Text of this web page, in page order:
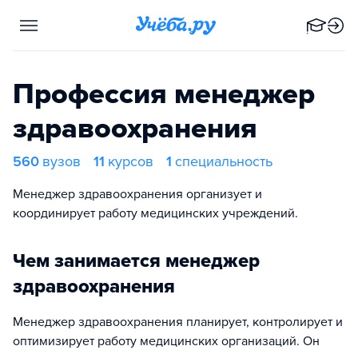
Профессия менеджер
здравоохранения
560 вузов 11 курсов 1 специальность
Менеджер здравоохранения организует и
координирует работу медицинских учреждений.
Чем занимается менеджер
здравоохранения
Менеджер здравоохранения планирует, контролирует и
оптимизирует работу медицинских организаций. Он